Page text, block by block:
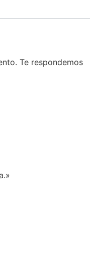
Te respondemos